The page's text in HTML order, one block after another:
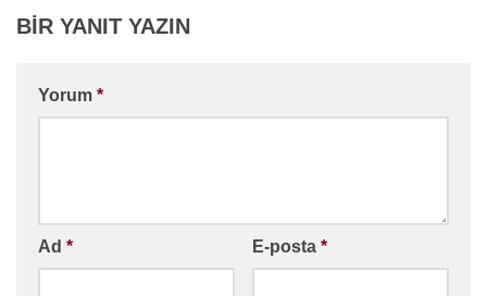
BIR YANIT YAZIN
Yorum *
Ad * E-posta *